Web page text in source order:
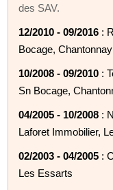
des SAV.
12/2010 - 09/2016 :
Bocage, Chantonnay
10/2008 - 09/2010 :
Sn Bocage,
04/2005 - 10/2008 :
Laforet Immobilier,
02/2003 - 04/2005 :
Les Essarts